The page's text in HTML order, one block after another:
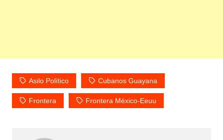
Asilo Político Cubanos Guayana
Frontera Frontera México-Eeuu